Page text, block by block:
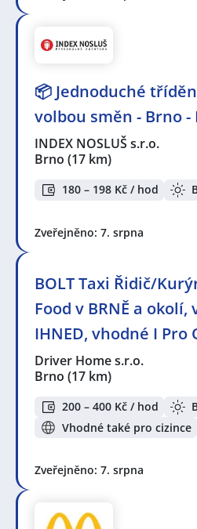
📦 Jednoduché
volbou směn - Brno -
INDEX NOSLUŠ s.r.o.
Brno (17 km)
180 – 198 Kč / hod
Zveřejněno: 7. srpna
BOLT Taxi Řidič/
Food v BRNĚ a okolí,
IHNED, vhodné I Pro
Driver Home s.r.o.
Brno (17 km)
200 – 400 Kč / hod
Vhodné také pro cizince
Zveřejněno: 7. srpna